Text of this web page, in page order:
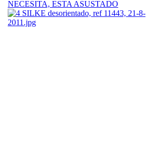
NECESITA, ESTA ASUSTADO